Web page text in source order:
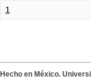
1
Hecho en México.